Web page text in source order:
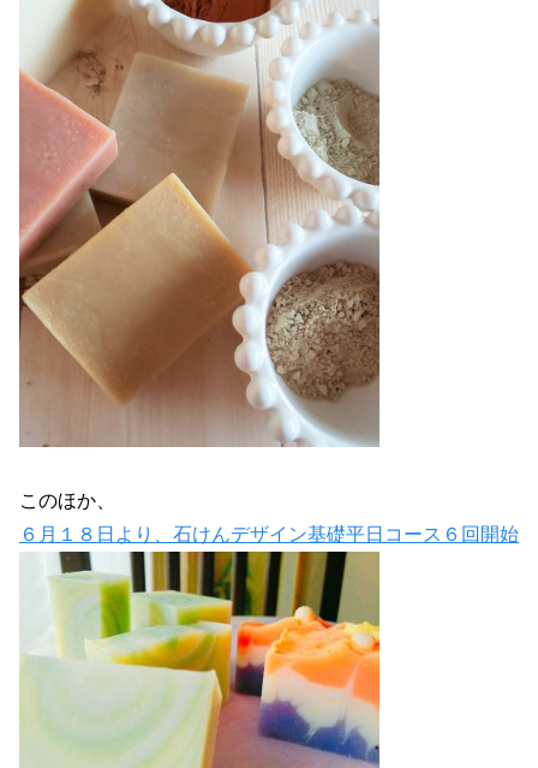
このほか、
６月１８日より、石けんデザイン基礎平日コース６回開始